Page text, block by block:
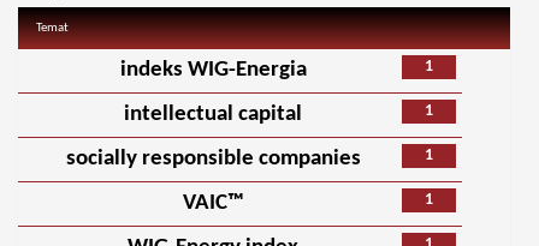
Temat
1
indeks WIG-Energia
1
intellectual capital
1
socially responsible companies
1
VAIC™